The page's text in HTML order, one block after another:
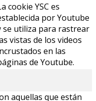
cookie YSC es
por Youtube
se utiliza para rastrear
vistas de los videos
en las
de Youtube.
aquellas que están